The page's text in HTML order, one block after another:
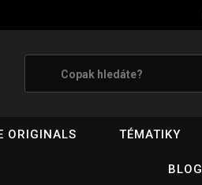
ORIGINALS TÉMATIKY
BLOG